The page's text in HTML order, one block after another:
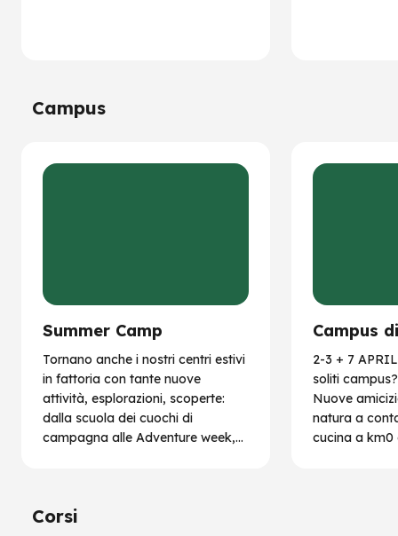
Campus
Summer Camp
Tornano anche i nostri centri estivi
in fattoria con tante nuove
attività, esplorazioni, scoperte:
dalla scuola dei cuochi di
campagna alle Adventure week,
Campus
2-3 + 7
soliti
Nuove
natura a
cucina a km0
Corsi